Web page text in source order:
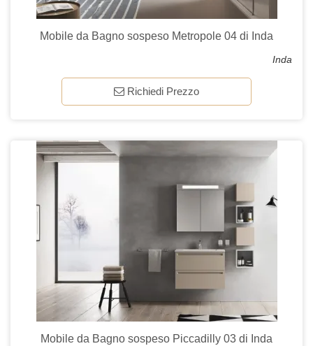
Mobile da Bagno sospeso Metropole 04 di Inda
Inda
Richiedi Prezzo
Mobile da Bagno sospeso Piccadilly 03 di Inda